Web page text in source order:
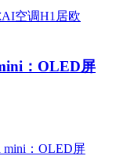
：OLED屏